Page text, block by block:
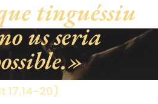
tinguéssiu
us seria
17,14-20)